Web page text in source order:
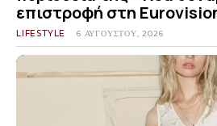
επιστροφή στη
LIFESTYLE 6 ΑΥΓΟΎΣΤΟΥ, 2026